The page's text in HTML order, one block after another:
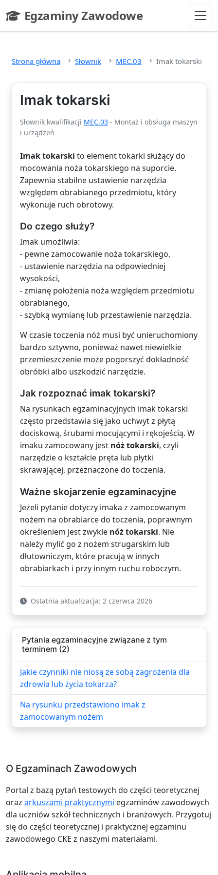
Egzaminy Zawodowe
- strona główna
Strona główna Słownik MEC.03 Imak tokarski
Imak tokarski
Słownik kwalifikacji MEC.03 - Montaż i obsługa maszyn
i urządzeń
Imak tokarski to element tokarki służący do
mocowania noża tokarskiego na suporcie.
Zapewnia stabilne ustawienie narzędzia
względem obrabianego przedmiotu, który
wykonuje ruch obrotowy.
Do czego służy?
Imak umożliwia:
- pewne zamocowanie noża tokarskiego,
- ustawienie narzędzia na odpowiedniej
wysokości,
- zmianę położenia noża względem przedmiotu
obrabianego,
- szybką wymianę lub przestawienie narzędzia.
W czasie toczenia nóż musi być unieruchomiony
bardzo sztywno, ponieważ nawet niewielkie
przemieszczenie może pogorszyć dokładność
obróbki albo uszkodzić narzędzie.
Jak rozpoznać imak tokarski?
Na rysunkach egzaminacyjnych imak tokarski
często przedstawia się jako uchwyt z płytą
dociskową, śrubami mocującymi i rękojeścią. W
imaku zamocowany jest nóż tokarski, czyli
narzędzie o kształcie pręta lub płytki
skrawającej, przeznaczone do toczenia.
Ważne skojarzenie egzaminacyjne
Jeżeli pytanie dotyczy imaka z zamocowanym
nożem na obrabiarce do toczenia, poprawnym
określeniem jest zwykle nóż tokarski. Nie
należy mylić go z nożem strugarskim lub
dłutowniczym, które pracują w innych
obrabiarkach i przy innym ruchu roboczym.
Ostatnia aktualizacja: 2 czerwca 2026
Pytania egzaminacyjne związane z tym
terminem (2)
Jakie czynniki nie niosą ze sobą zagrożenia dla
zdrowia lub życia tokarza?
Na rysunku przedstawiono imak z
zamocowanym nożem
O Egzaminach Zawodowych
Portal z bazą pytań testowych do części teoretycznej
oraz arkuszami praktycznymi egzaminów zawodowych
dla uczniów szkół technicznych i branżowych. Przygotuj
się do części teoretycznej i praktycznej egzaminu
zawodowego CKE z naszymi materiałami.